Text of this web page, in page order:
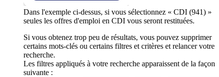
Dans l'exemple ci-dessus, si vous sélectionnez « CDI (941) »
seules les offres d'emploi en CDI vous seront restituées.
Si vous obtenez trop peu de résultats, vous pouvez supprimer
certains mots-clés ou certains filtres et critères et relancer votre
recherche.
Les filtres appliqués à votre recherche apparaissent de la façon
suivante :